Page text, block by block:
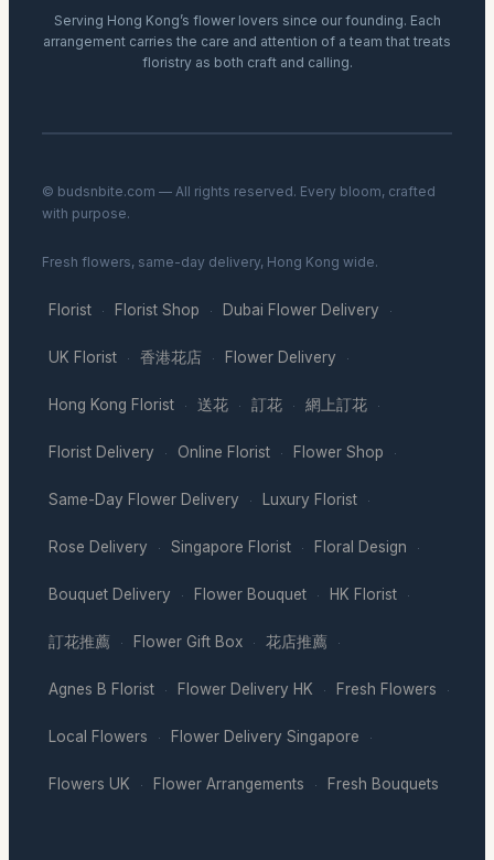
Serving Hong Kong’s flower lovers since our founding. Each
arrangement carries the care and attention of a team that treats
floristry as both craft and calling.
© budsnbite.com — All rights reserved. Every bloom, crafted
with purpose.
Fresh flowers, same-day delivery, Hong Kong wide.
Florist · Florist Shop · Dubai Flower Delivery ·
UK Florist · 香港花店 · Flower Delivery ·
Hong Kong Florist · 送花 · 訂花 · 網上訂花 ·
Florist Delivery · Online Florist · Flower Shop ·
Same-Day Flower Delivery · Luxury Florist ·
Rose Delivery · Singapore Florist · Floral Design ·
Bouquet Delivery · Flower Bouquet · HK Florist ·
訂花推薦 · Flower Gift Box · 花店推薦 ·
Agnes B Florist · Flower Delivery HK · Fresh Flowers ·
Local Flowers · Flower Delivery Singapore ·
Flowers UK · Flower Arrangements · Fresh Bouquets